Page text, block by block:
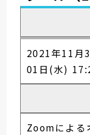
2021年11月
01日(水)
Zoomによる